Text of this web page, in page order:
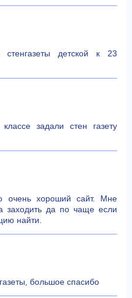
детской к 23
задали стен газету
очень хороший сайт. Мне
заходить да по чаще если
найти.
большое спасибо